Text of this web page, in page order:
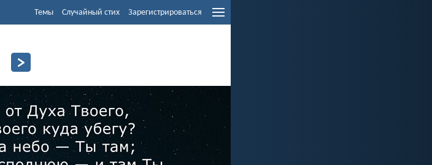
Темы Случайный стих Зарегистрироваться